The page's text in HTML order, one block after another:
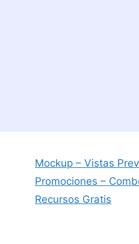
Mockup – Vistas
Promociones –
Recursos Gratis